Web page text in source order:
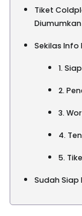
Tiket
Sekilas Info
1.
2.
3.
4.
5.
Sudah Siap